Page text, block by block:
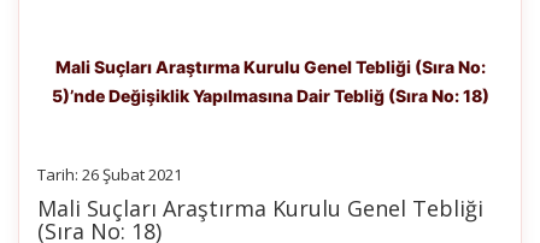
Mali Suçları Araştırma Kurulu Genel Tebliği (Sıra No:
5)’nde Değişiklik Yapılmasına Dair Tebliğ (Sıra No: 18)
Tarih: 26 Şubat 2021
Mali Suçları Araştırma Kurulu Genel Tebliği
(Sıra No: 18)